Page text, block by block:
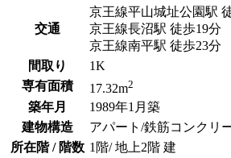
交通
京王線平山城址公園駅
京王線長沼駅 徒歩19分
京王線南平駅 徒歩23分
間取り
1K
専有面積
17.32m2
築年月
1989年1月築
建物構造
アパート/鉄筋コンクリ
所在階 / 階数 1階/ 地上2階 建